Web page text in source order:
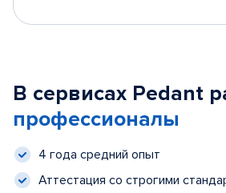
В сервисах Pedant
профессионалы
4 года средний опыт
Аттестация со строгими